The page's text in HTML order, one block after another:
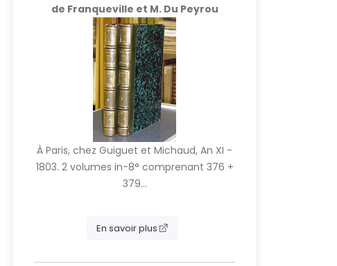
de Franqueville et M. Du Peyrou
À Paris, chez Guiguet et Michaud, An XI -
1803. 2 volumes in-8° comprenant 376 +
379...
En savoir plus